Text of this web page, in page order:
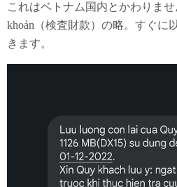
これはベトナム国内とかわりま
khoản（検査財款）の略。すぐに
きます。